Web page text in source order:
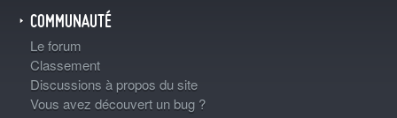
COMMUNAUTÉ
Le forum
Classement
Discussions à propos du site
Vous avez découvert un bug ?